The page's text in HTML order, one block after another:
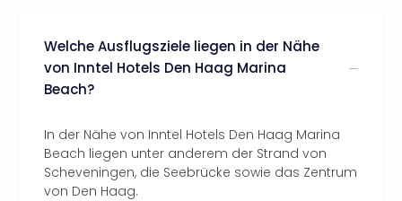
Welche Ausflugsziele liegen in der Nähe
von Inntel Hotels Den Haag Marina
Beach?
In der Nähe von Inntel Hotels Den Haag Marina
Beach liegen unter anderem der Strand von
Scheveningen, die Seebrücke sowie das Zentrum
von Den Haag.